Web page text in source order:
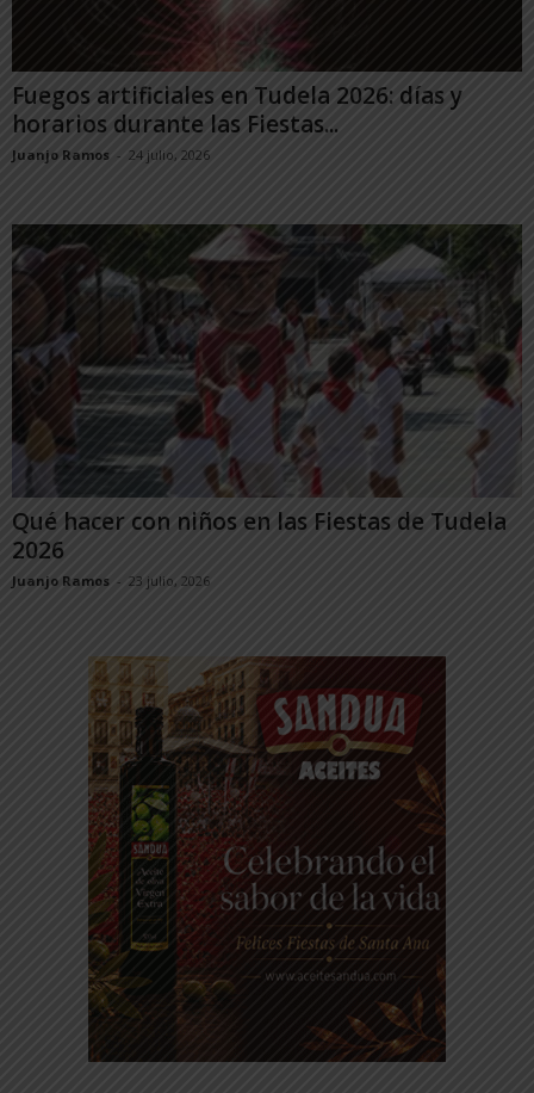
Fuegos artificiales en Tudela 2026: días y
horarios durante las Fiestas...
Juanjo Ramos - 24 julio, 2026
Qué hacer con niños en las Fiestas de Tudela
2026
Juanjo Ramos - 23 julio, 2026